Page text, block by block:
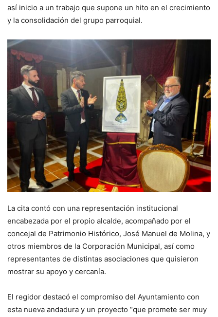
así inicio a un trabajo que supone un hito en el crecimiento
y la consolidación del grupo parroquial.
La cita contó con una representación institucional
encabezada por el propio alcalde, acompañado por el
concejal de Patrimonio Histórico, José Manuel de Molina, y
otros miembros de la Corporación Municipal, así como
representantes de distintas asociaciones que quisieron
mostrar su apoyo y cercanía.
El regidor destacó el compromiso del Ayuntamiento con
esta nueva andadura y un proyecto “que promete ser muy